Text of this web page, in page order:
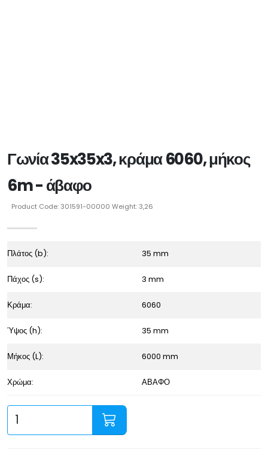
Γωνία 35x35x3, κράμα 6060, μήκος
6m - άβαφο
Product Code: 301591-00000 Weight: 3,26
Πλάτος (b): 35 mm
Πάχος (s): 3 mm
Κράμα: 6060
Ύψος (h): 35 mm
Μήκος (L): 6000 mm
Χρώμα: ΑΒΑΦΟ